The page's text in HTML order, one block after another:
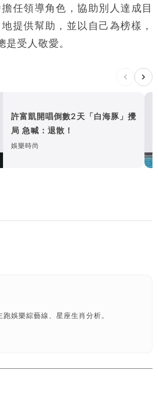
任領導角色，協助別人達成目
提供幫助，並以自己為榜樣，
受人敬愛。
許富凱開唱倒數2天「白海豚」攪
局 急喊：退散！
娛樂時尚
娛樂綜藝線、星座生肖分析。